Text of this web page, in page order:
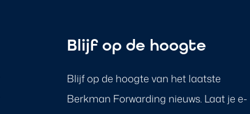
Blijf op de hoogte
Blijf op de hoogte van het laatste
Berkman Forwarding nieuws. Laat je e-